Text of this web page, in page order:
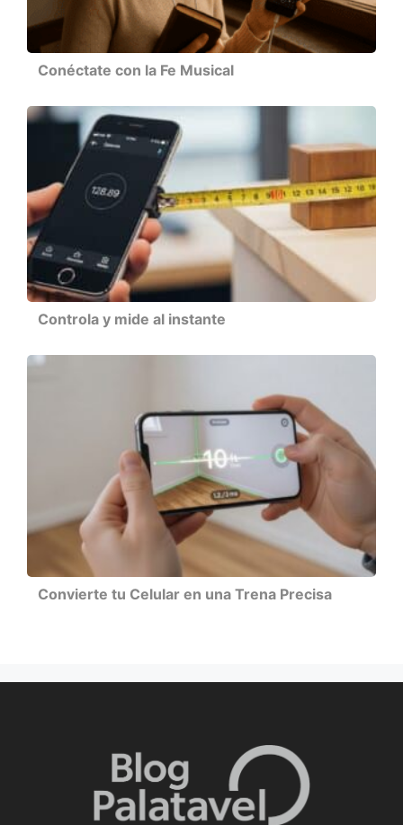
Conéctate con la Fe Musical
Controla y mide al instante
Convierte tu Celular en una Trena Precisa